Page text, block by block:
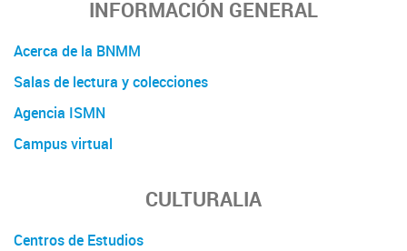
INFORMACIÓN GENERAL
Acerca de la BNMM
Salas de lectura y colecciones
Agencia ISMN
Campus virtual
CULTURALIA
Centros de Estudios